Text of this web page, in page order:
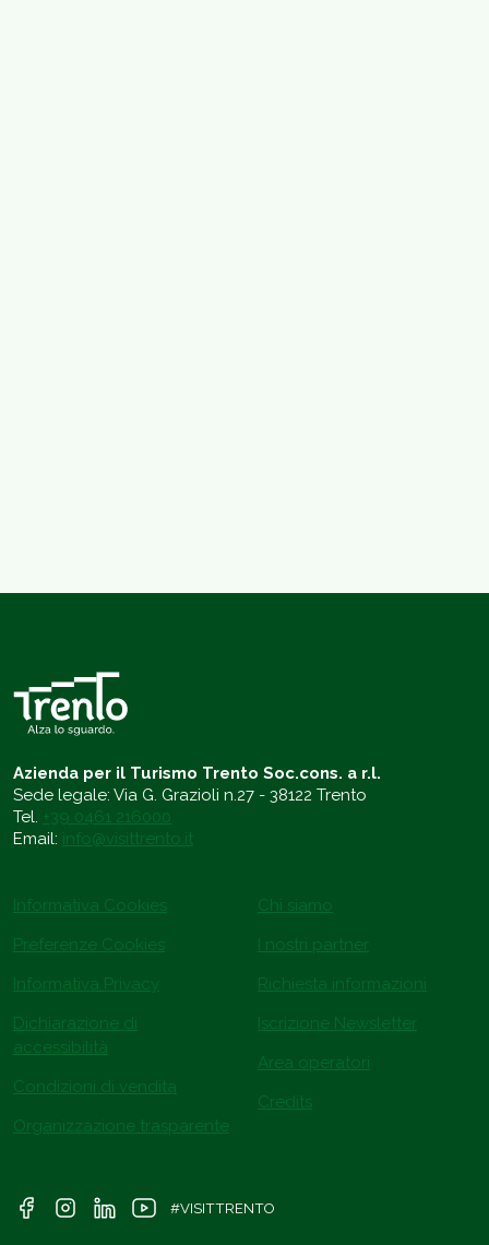
Azienda per il Turismo Trento Soc.cons. a r.l.
Sede legale: Via G. Grazioli n.27 - 38122 Trento
Tel. +39 0461 216000
Email: info@visittrento.it
Informativa Cookies
Preferenze Cookies
Informativa Privacy
Dichiarazione di
accessibilità
Condizioni di vendita
Organizzazione trasparente
Chi siamo
I nostri partner
Richiesta informazioni
Iscrizione Newsletter
Area operatori
Credits
#VISITTRENTO